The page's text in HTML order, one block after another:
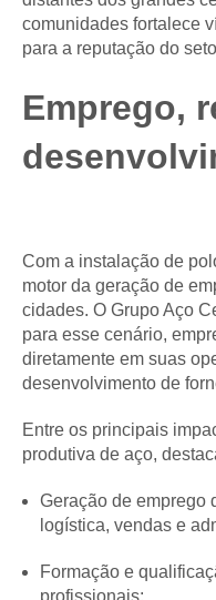
comunidades fortalece
para a reputação do
Emprego,
Com a instalação de
motor da geração de
cidades. O Grupo Aço
para esse cenário,
diretamente em suas
desenvolvimento de
Entre os principais
produtiva de aço,
Geração de emprego
logística, vendas e
Formação e
profissionais;